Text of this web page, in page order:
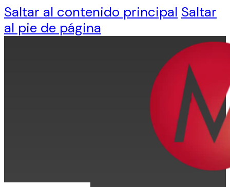
Saltar al contenido principal Saltar
al pie de página